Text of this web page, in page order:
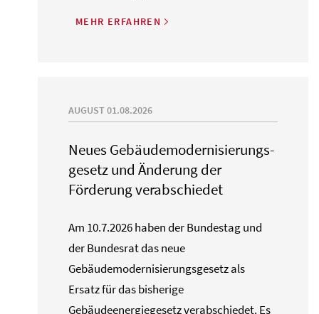
MEHR ERFAHREN
AUGUST 01.08.2026
Neues Gebäude­moderni­sierungs­
gesetz und Änderung der
Förderung verabschiedet
Am 10.7.2026 haben der Bundestag und
der Bundesrat das neue
Gebäudemodernisierungsgesetz als
Ersatz für das bisherige
Gebäudeenergiegesetz verabschiedet. Es